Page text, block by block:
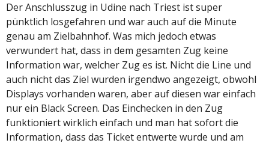
Der Anschlusszug in Udine nach Triest ist super
pünktlich losgefahren und war auch auf die Minute
genau am Zielbahnhof. Was mich jedoch etwas
verwundert hat, dass in dem gesamten Zug keine
Information war, welcher Zug es ist. Nicht die Line und
auch nicht das Ziel wurden irgendwo angezeigt, obwohl
Displays vorhanden waren, aber auf diesen war einfach
nur ein Black Screen. Das Einchecken in den Zug
funktioniert wirklich einfach und man hat sofort die
Information, dass das Ticket entwerte wurde und am